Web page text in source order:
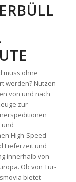
muss ohne
werden? Nutzen
von und nach
zur
und
High-Speed-
Lieferzeit und
innerhalb von
Ob von Tür-
bietet